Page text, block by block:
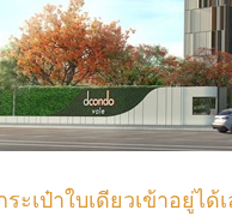
ระเป๋าใบเดียวเข้าอยู่ไ